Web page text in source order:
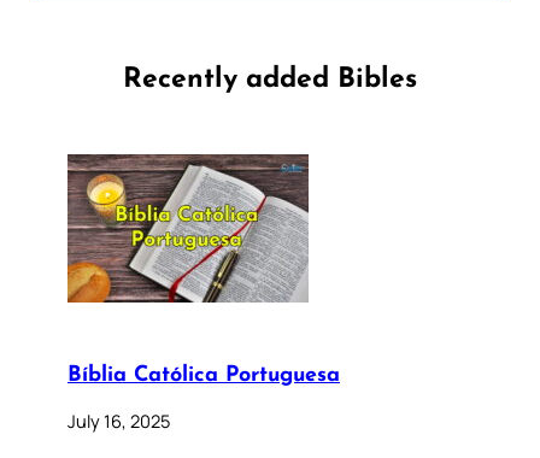
Recently added Bibles
Bíblia Católica Portuguesa
July 16, 2025